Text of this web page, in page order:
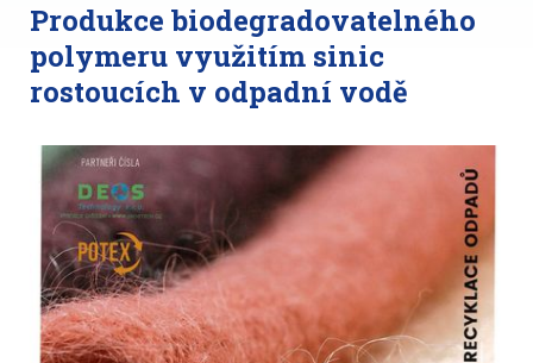
Produkce biodegradovatelného
polymeru využitím sinic
rostoucích v odpadní vodě